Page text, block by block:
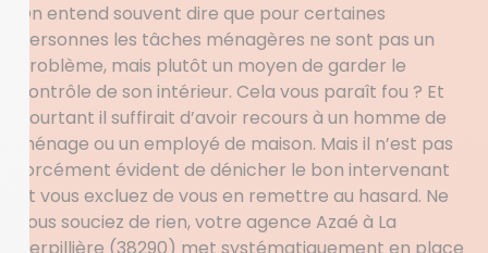
On entend souvent dire que pour certaines
personnes les tâches ménagères ne sont pas un
problème, mais plutôt un moyen de garder le
contrôle de son intérieur. Cela vous paraît fou ? Et
pourtant il suffirait d’avoir recours à un homme de
ménage ou un employé de maison. Mais il n’est pas
forcément évident de dénicher le bon intervenant
et vous excluez de vous en remettre au hasard. Ne
vous souciez de rien, votre agence Azaé à La